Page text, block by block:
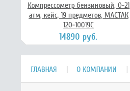
Компрессометр бензиновый, 0-21
атм, кейс, 19 предметов, МАСТАК
120-10019C
14890 руб.
ГЛАВНАЯ О КОМПАНИИ